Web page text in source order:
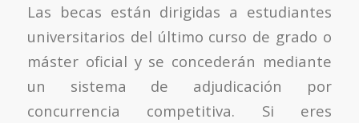
Las becas están dirigidas a estudiantes
universitarios del último curso de grado o
máster oficial y se concederán mediante
un sistema de adjudicación por
concurrencia competitiva. Si eres